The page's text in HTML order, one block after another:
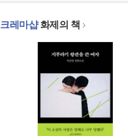
크레마샵화제의 책